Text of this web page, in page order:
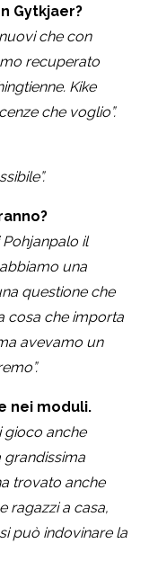
Gytkjaer?
che con
recuperato
Kike
che voglio”.
Pohjanpalo il
una
questione che
cosa che importa
avevamo un
nei moduli.
gioco anche
grandissima
trovato anche
ragazzi a casa,
può indovinare la